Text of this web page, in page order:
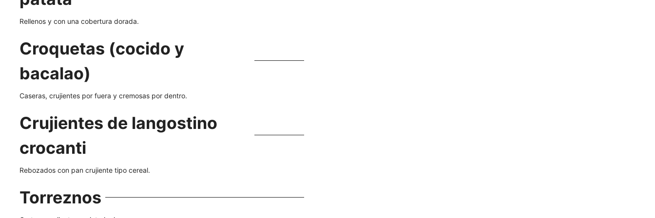
Rellenos y con una cobertura dorada.
Croquetas (cocido y
bacalao)
Caseras, crujientes por fuera y cremosas por dentro.
Crujientes de langostino
crocanti
Rebozados con pan crujiente tipo cereal.
Torreznos